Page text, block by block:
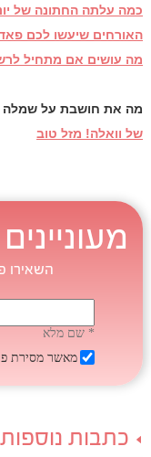
כמה עלתה החתונה של
האורחים שיעשו לכם
מה עושים אם מתחיל
מה את חושבת על שמלה
של וואלה! מזל טוב
השאירו
* שם מלא
מאשר מסירת
כתבות נוספות